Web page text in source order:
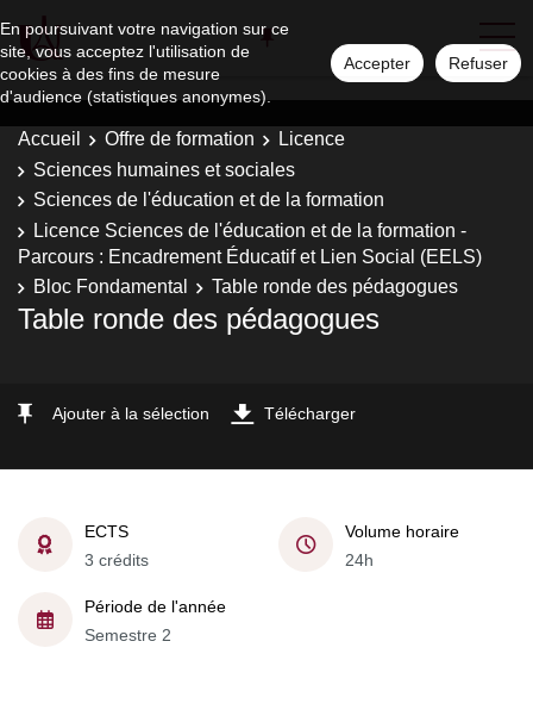
En poursuivant votre navigation sur ce
site, vous acceptez l'utilisation de
cookies à des fins de mesure
d'audience (statistiques anonymes).
Accepter Refuser
Accueil Offre de formation
Licence
Sciences humaines et sociales
Sciences de l'éducation et de la formation
Licence Sciences de l'éducation et de la formation -
Parcours : Encadrement Éducatif et Lien Social (EELS)
Bloc Fondamental
Table ronde des pédagogues
Table ronde des pédagogues
Ajouter à la sélection Télécharger
ECTS
3 crédits
Volume horaire
24h
Période de l'année
Semestre 2